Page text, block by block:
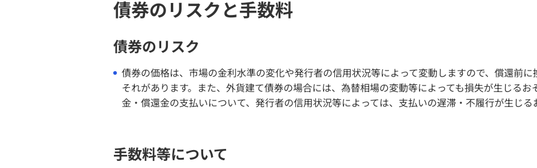
債券のリスクと手数料
債券のリスク
債券の価格は、市場の金利水準の変化や発行者の信用状況等によって変動しますので、償還前
それがあります。また、外貨建て債券の場合には、為替相場の変動等によっても損失が生じる
金・償還金の支払いについて、発行者の信用状況等によっては、支払いの遅滞・不履行が生じる
手数料等について